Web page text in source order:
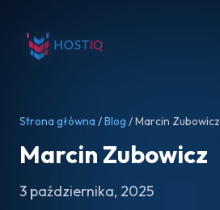
Strona główna /Blog / Marcin Zubowicz
Marcin Zubowicz
3 października, 2025